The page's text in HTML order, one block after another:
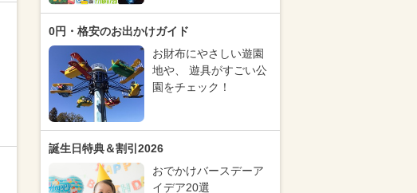
0円・格安のお出かけガイド
お財布にやさしい遊園
地や、 遊具がすごい公
園をチェック！
誕生日特典＆割引2026
おでかけバースデーア
イデア20選